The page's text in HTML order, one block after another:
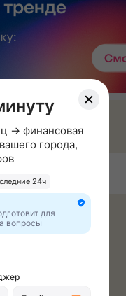
₽ в месяц
в месяц – 800
→ финансовая
города,
24ч
для
вопросы